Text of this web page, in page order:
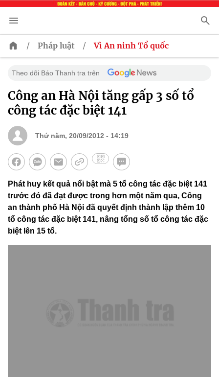
/ Pháp luật / Vì An ninh Tổ quốc
Theo dõi Báo Thanh tra trên
Công an Hà Nội tăng gấp 3 số tổ
công tác đặc biệt 141
Thứ năm, 20/09/2012 - 14:19
Phát huy kết quả nổi bật mà 5 tổ công tác đặc biệt 141
trước đó đã đạt được trong hơn một năm qua, Công
an thành phố Hà Nội đã quyết định thành lập thêm 10
tổ công tác đặc biệt 141, nâng tổng số tổ công tác đặc
biệt lên 15 tổ.